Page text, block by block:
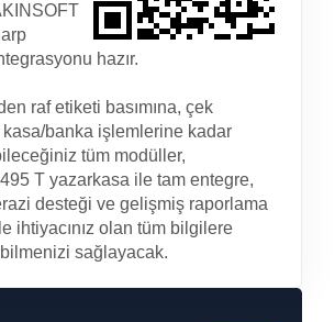
hazır.
raf etiketi basımına, çek
kasa/banka işlemlerine kadar
tüm modüller,
T yazarkasa ile tam entegre,
desteği ve gelişmiş raporlama
ihtiyacınız olan tüm bilgilere
sağlayacak.